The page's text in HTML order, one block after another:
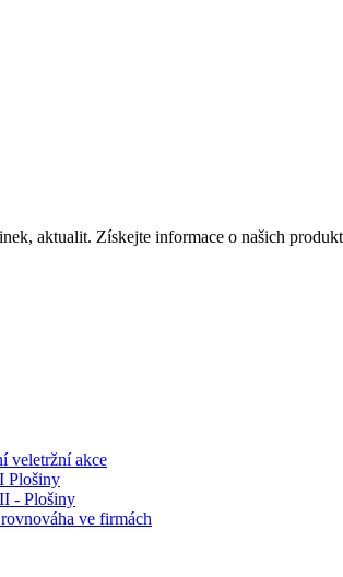
aktualit. Získejte informace o našich
veletržní akce
Plošiny
- Plošiny
ve firmách